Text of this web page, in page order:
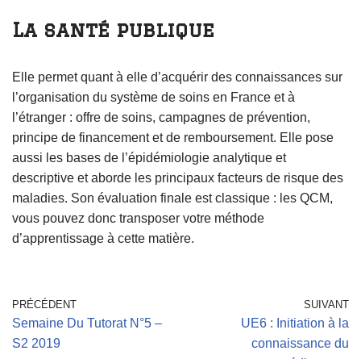
La santé publique
Elle permet quant à elle d’acquérir des connaissances sur
l’organisation du système de soins en France et à
l’étranger : offre de soins, campagnes de prévention,
principe de financement et de remboursement. Elle pose
aussi les bases de l’épidémiologie analytique et
descriptive et aborde les principaux facteurs de risque des
maladies. Son évaluation finale est classique : les QCM,
vous pouvez donc transposer votre méthode
d’apprentissage à cette matière.
PRÉCÉDENT
Semaine Du Tutorat N°5 –
S2 2019
SUIVANT
UE6 : Initiation à la
connaissance du